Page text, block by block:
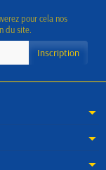
pour cela nos
du site.